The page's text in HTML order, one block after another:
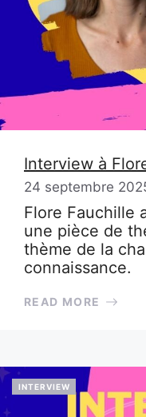
Interview à
24 septembre
Flore Fauchille
une pièce de
thème de la
connaissance.
READ MORE
INTERVIEW